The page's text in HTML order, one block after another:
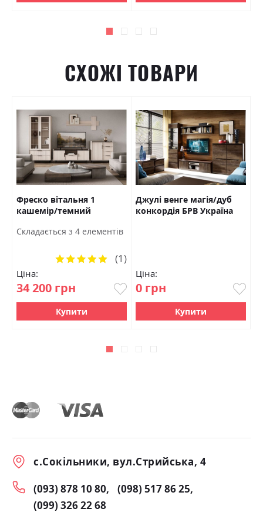
СХОЖІ ТОВАРИ
Фреско вітальня 1
кашемір/темний
Cкладається з 4 елементів
Ціна:
34 200 грн
Рейтинг:
(1)
Купити
Джулі венге магія/дуб
конкордія БРВ Україна
Ціна:
0 грн
Купити
с.Сокільники, вул.Стрийська, 4
(093) 878 10 80
(098) 517 86 25
(099) 326 22 68